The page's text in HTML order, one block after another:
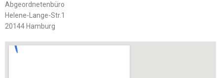
Abgeordnetenbüro
Helene-Lange-Str.1
20144 Hamburg